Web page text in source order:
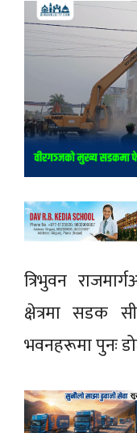
त्रिभुवन
क्षेत्रमा सडक
भवनहरूमा पुनः